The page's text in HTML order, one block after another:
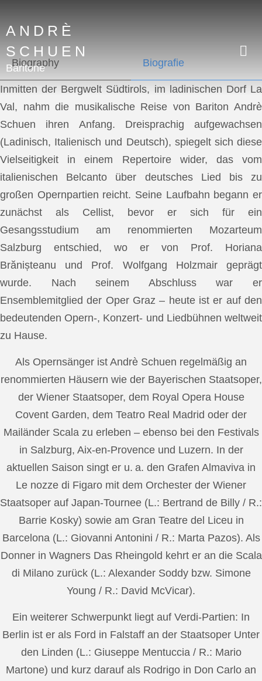
ANDRÈ
SCHUEN
Baritone
Biography Biografie
Inmitten der Bergwelt Südtirols, im ladinischen Dorf La
Val, nahm die musikalische Reise von Bariton Andrè
Schuen ihren Anfang. Dreisprachig aufgewachsen
(Ladinisch, Italienisch und Deutsch), spiegelt sich diese
Vielseitigkeit in einem Repertoire wider, das vom
italienischen Belcanto über deutsches Lied bis zu
großen Opernpartien reicht. Seine Laufbahn begann er
zunächst als Cellist, bevor er sich für ein
Gesangsstudium am renommierten Mozarteum
Salzburg entschied, wo er von Prof. Horiana
Brănișteanu und Prof. Wolfgang Holzmair geprägt
wurde. Nach seinem Abschluss war er
Ensemblemitglied der Oper Graz – heute ist er auf den
bedeutenden Opern-, Konzert- und Liedbühnen weltweit
zu Hause.
Als Opernsänger ist Andrè Schuen regelmäßig an
renommierten Häusern wie der Bayerischen Staatsoper,
der Wiener Staatsoper, dem Royal Opera House
Covent Garden, dem Teatro Real Madrid oder der
Mailänder Scala zu erleben – ebenso bei den Festivals
in Salzburg, Aix-en-Provence und Luzern. In der
aktuellen Saison singt er u. a. den Grafen Almaviva in
Le nozze di Figaro mit dem Orchester der Wiener
Staatsoper auf Japan-Tournee (L.: Bertrand de Billy / R.:
Barrie Kosky) sowie am Gran Teatre del Liceu in
Barcelona (L.: Giovanni Antonini / R.: Marta Pazos). Als
Donner in Wagners Das Rheingold kehrt er an die Scala
di Milano zurück (L.: Alexander Soddy bzw. Simone
Young / R.: David McVicar).
Ein weiterer Schwerpunkt liegt auf Verdi-Partien: In
Berlin ist er als Ford in Falstaff an der Staatsoper Unter
den Linden (L.: Giuseppe Mentuccia / R.: Mario
Martone) und kurz darauf als Rodrigo in Don Carlo an